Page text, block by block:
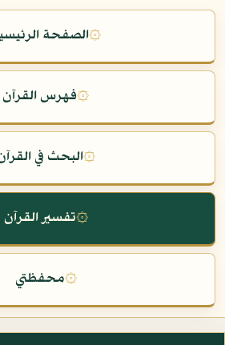
۞الصفحة
۞فهرس القرآن
۞البحث في
۞تفسير القرآن
۞محفظتي